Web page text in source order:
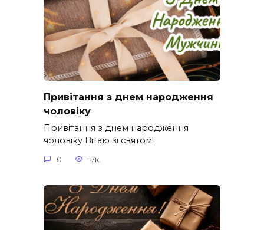
Привітання з днем народження
чоловіку
Привітання з днем народження
чоловіку Вітаю зі святом!
0 17к.